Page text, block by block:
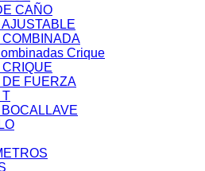
CAÑO
AJUSTABLE
COMBINADA
Crique
CRIQUE
DE FUERZA
T